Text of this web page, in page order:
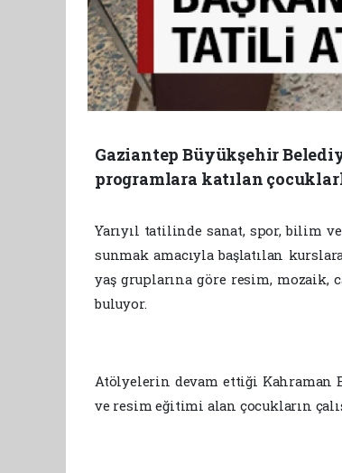
Gaziantep Büyükşehir
programlara katılan
Yarıyıl tatilinde sanat, spor, bilim
sunmak amacıyla başlatılan
yaş gruplarına göre resim,
buluyor.
Atölyelerin devam ettiği Kahraman
ve resim eğitimi alan çocukların